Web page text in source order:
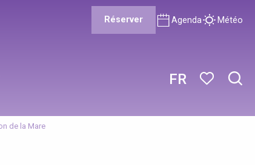
FR
Réserver Agenda Météo
de la Mare